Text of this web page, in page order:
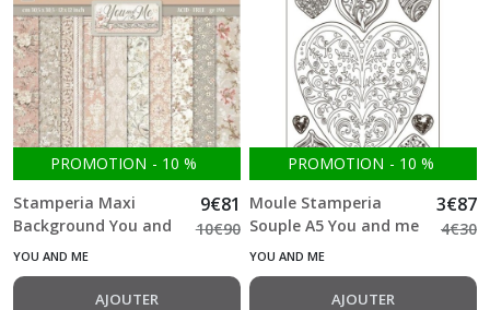
PROMOTION - 10 %
Stamperia Maxi
Background You and
Me 30.5*30.5 cm
feuilles (12"X12")
9€81
10€90
YOU AND ME
AJOUTER
PROMOTION - 10 %
Moule Stamperia
Souple A5 You and me
hearts
3€87
4€30
YOU AND ME
AJOUTER